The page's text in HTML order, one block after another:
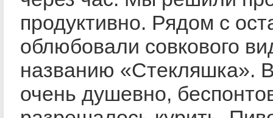
продуктивно. Рядом с
облюбовали совкового
названию «Стекляшка».
очень душевно,